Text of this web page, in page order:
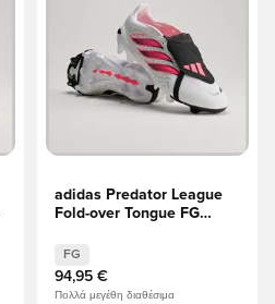
adidas Predator League
Fold-over Tongue FG
FG
94,95 €
Πολλά μεγέθη διαθέσιμα